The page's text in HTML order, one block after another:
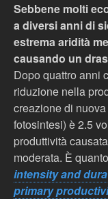
Sebbene molti
a diversi anni di
estrema aridità
causando un
Dopo quattro anni
riduzione nella
creazione di
fotosintesi) è 2.5
produttività
moderata. È
intensity and
primary